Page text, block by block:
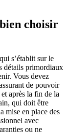
choisir
s’établit sur le
détails primordiaux
Vous devez
de pouvoir
après la fin de la
qui doit être
mise en place des
avec
ou ne